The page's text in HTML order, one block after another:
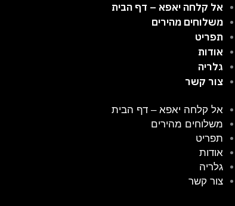
דילוג
לתוכן
אל קלחה יאפא – דף הבית
משלוחים מהירים
תפריט
אודות
גלריה
צור קשר
אל קלחה יאפא – דף הבית
משלוחים מהירים
תפריט
אודות
גלריה
צור קשר